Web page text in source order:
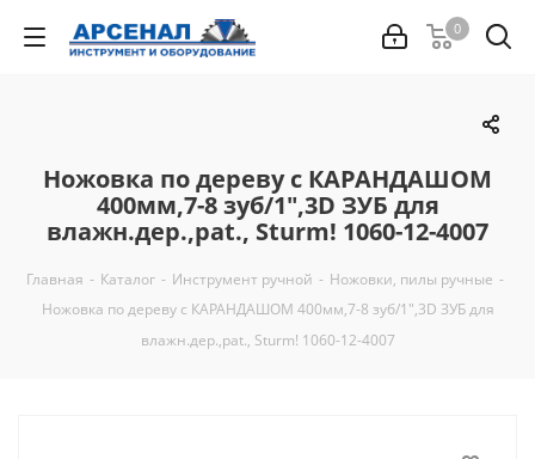
0
Ножовка по дереву с КАРАНДАШОМ
400мм,7-8 зуб/1",3D ЗУБ для
влажн.дер.,pat., Sturm! 1060-12-4007
Главная - Каталог - Инструмент ручной - Ножовки, пилы ручные -
Ножовка по дереву с КАРАНДАШОМ 400мм,7-8 зуб/1",3D ЗУБ для
влажн.дер.,pat., Sturm! 1060-12-4007